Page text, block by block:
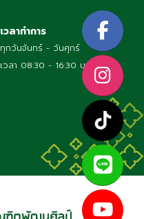
เวลาทำการ
ทุกวันจันทร์ - วันศุกร์
เวลา 08:30 - 16:30 น.